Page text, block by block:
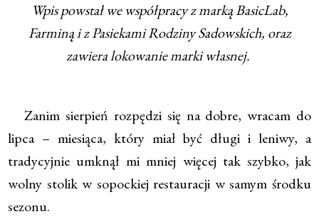
Wpis powstał we współpracy z marką BasicLab,
Farminą i z Pasiekami Rodziny Sadowskich, oraz
zawiera lokowanie marki własnej.
Zanim sierpień rozpędzi się na dobre, wracam do
lipca – miesiąca, który miał być długi i leniwy, a
tradycyjnie umknął mi mniej więcej tak szybko, jak
wolny stolik w sopockiej restauracji w samym środku
sezonu.